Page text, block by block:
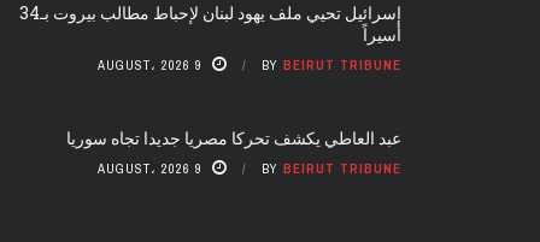
إسرائيل تحيي ملف يهود لبنان لإحباط مطالب بيروت بـ34
أسيراً
BY BEIRUT TRIBUNE 9 AUGUST، 2026
عبد العاطي يكشف تحركا مصريا جديدا تجاه سوريا
BY BEIRUT TRIBUNE 9 AUGUST، 2026